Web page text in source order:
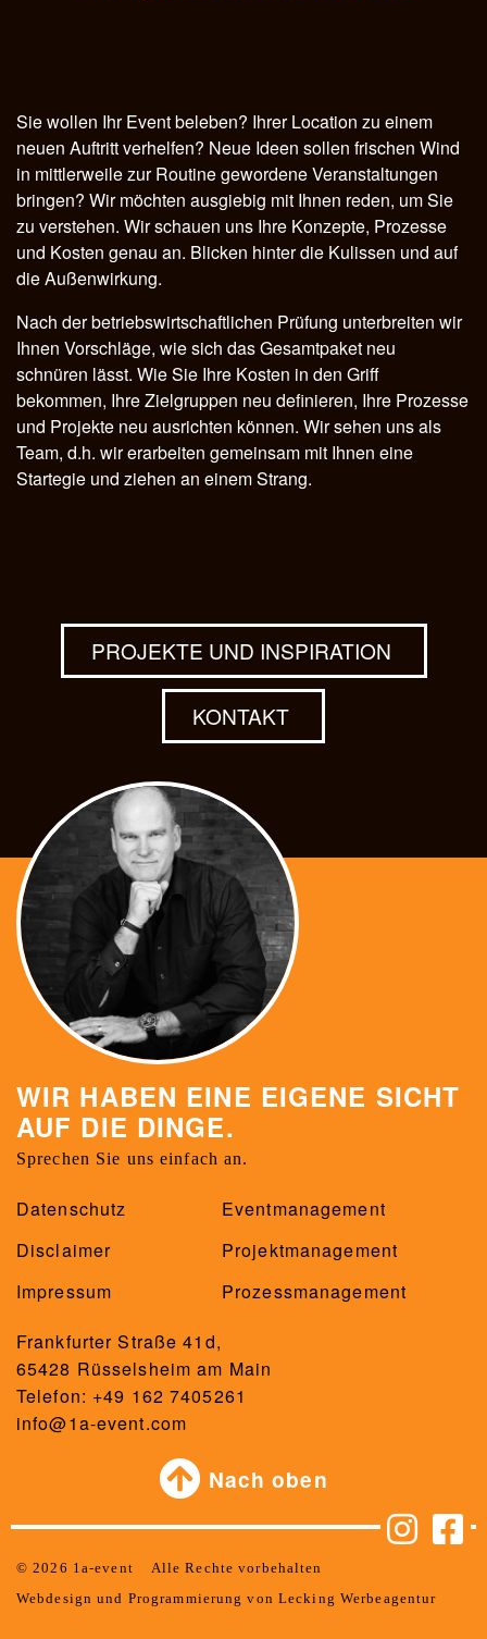
Sie wollen Ihr Event beleben? Ihrer Location zu einem
neuen Auftritt verhelfen? Neue Ideen sollen frischen Wind
in mittlerweile zur Routine gewordene Veranstaltungen
bringen? Wir möchten ausgiebig mit Ihnen reden, um Sie
zu verstehen. Wir schauen uns Ihre Konzepte, Prozesse
und Kosten genau an. Blicken hinter die Kulissen und auf
die Außenwirkung.
Nach der betriebswirtschaftlichen Prüfung unterbreiten wir
Ihnen Vorschläge, wie sich das Gesamtpaket neu
schnüren lässt. Wie Sie Ihre Kosten in den Griff
bekommen, Ihre Zielgruppen neu definieren, Ihre Prozesse
und Projekte neu ausrichten können. Wir sehen uns als
Team, d.h. wir erarbeiten gemeinsam mit Ihnen eine
Startegie und ziehen an einem Strang.
PROJEKTE UND INSPIRATION
KONTAKT
WIR HABEN EINE EIGENE SICHT
AUF DIE DINGE.
Sprechen Sie uns einfach an.
Nach oben
Datenschutz
Disclaimer
Impressum
Frankfurter Straße 41d,
65428 Rüsselsheim am Main
Telefon: +49 162 7405261
info@1a-event.com
Eventmanagement
Projektmanagement
Prozessmanagement
© 2026 1a-event
Alle Rechte vorbehalten
Webdesign und Programmierung von Lecking Werbeagentur